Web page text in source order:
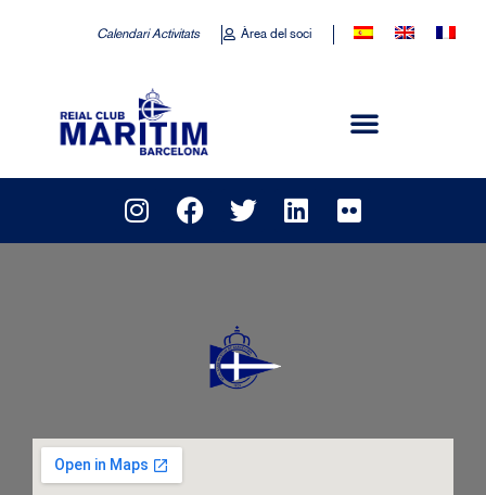
Calendari Activitats Àrea del soci